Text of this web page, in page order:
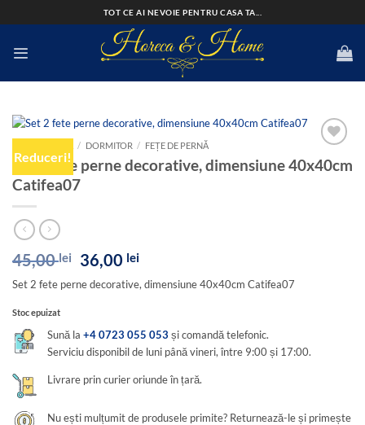
to
TOT CE AI NEVOIE PENTRU CASA TA...
Reduceri!
Add to
wishlist
/ DORMITOR / FEȚE DE PERNĂ
Set 2 fete perne decorative, dimensiune 40x40cm
Catifea07
45,00lei
Prețul
inițial
a
36,00 leiPrețul
este:
Set 2 fete perne decorative, dimensiune 40x40cm Catifea07
Stoc epuizat
Sună la+4 0723 055 053 și comandă telefonic.
Serviciu disponibil de luni până vineri, între 9:00 și 17:00.
Livrare prin curier oriunde în țară.
Nu ești mulțumit de produsele primite? Returnează-le și primește